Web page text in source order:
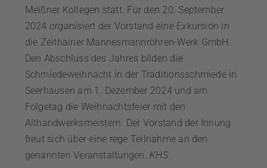
Meißner Kollegen statt. Für den 20. September
2024 organisiert der Vorstand eine Exkursion in
die Zeithainer Mannesmannröhren-Werk GmbH.
Den Abschluss des Jahres bilden die
Schmiedeweihnacht in der Traditionsschmiede in
Seerhausen am 1. Dezember 2024 und am
Folgetag die Weihnachtsfeier mit den
Althandwerksmeistern. Der Vorstand der Innung
freut sich über eine rege Teilnahme an den
genannten Veranstaltungen.KHS